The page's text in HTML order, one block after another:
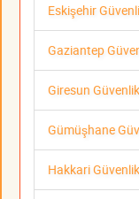
Eskişehir
Gaziantep
Giresun
Gümüşhane
Hakkari